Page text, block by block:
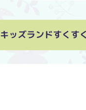
キッズランドすくすく